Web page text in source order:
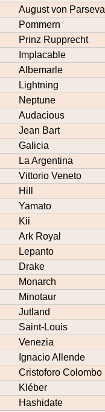
August von Parseval
Pommern
Prinz Rupprecht
Implacable
Albemarle
Lightning
Neptune
Audacious
Jean Bart
Galicia
La Argentina
Vittorio Veneto
Hill
Yamato
Kii
Ark Royal
Lepanto
Drake
Monarch
Minotaur
Jutland
Saint-Louis
Venezia
Ignacio Allende
Cristoforo Colombo
Kléber
Hashidate